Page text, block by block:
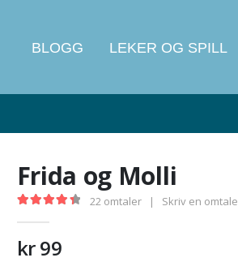
BLOGG LEKER OG SPILL
Frida og Molli
22omtaler | Skriv en omtale
kr99